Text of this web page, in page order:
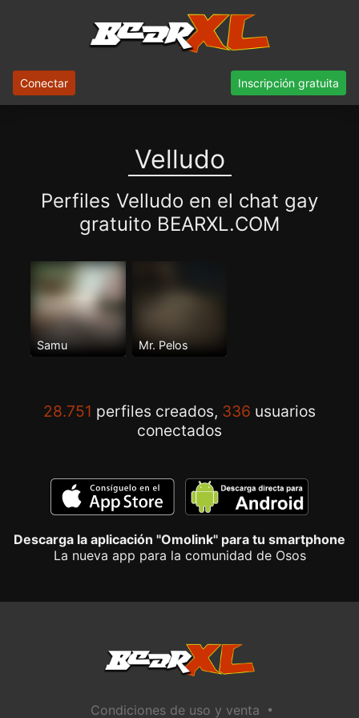
Conectar Inscripción gratuita
Velludo
Perfiles Velludo en el chat gay
gratuito BEARXL.COM
Samu Mr. Pelos
28.751 perfiles creados, 336 usuarios
conectados
Descarga la aplicación "Omolink" para tu smartphone
La nueva app para la comunidad de Osos
Condiciones de uso y venta •